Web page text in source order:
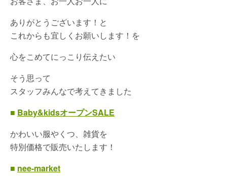
ありがとうございます！と
これからも宜しくお願いします！を
心をこめてにっこり伝えたい
そう思って
スタッフみんなで考えてきました
■ Baby&kidsオープンSALE
かわいい服やくつ、雑貨を
特別価格で販売いたします！
■ nee-market